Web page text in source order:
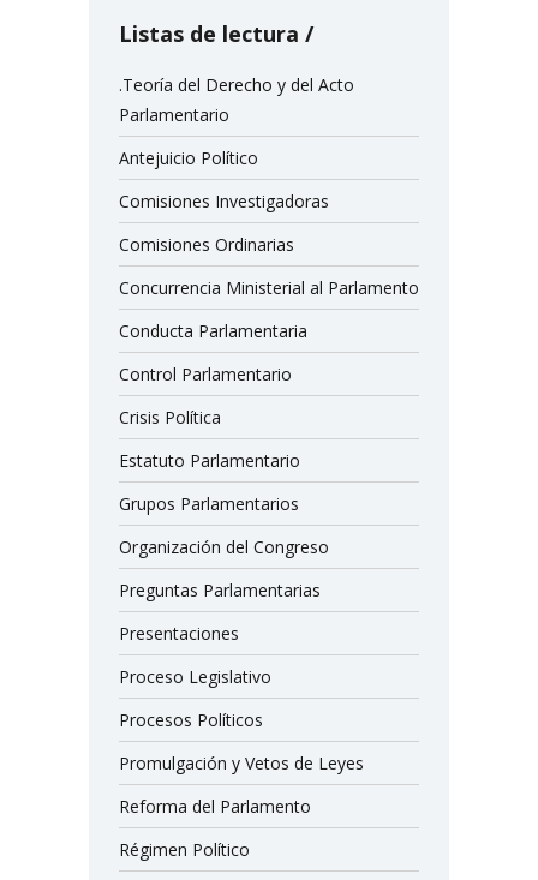
Listas de lectura
.Teoría del Derecho y del Acto
Parlamentario
Antejuicio Político
Comisiones Investigadoras
Comisiones Ordinarias
Concurrencia Ministerial al Parlamento
Conducta Parlamentaria
Control Parlamentario
Crisis Política
Estatuto Parlamentario
Grupos Parlamentarios
Organización del Congreso
Preguntas Parlamentarias
Presentaciones
Proceso Legislativo
Procesos Políticos
Promulgación y Vetos de Leyes
Reforma del Parlamento
Régimen Político